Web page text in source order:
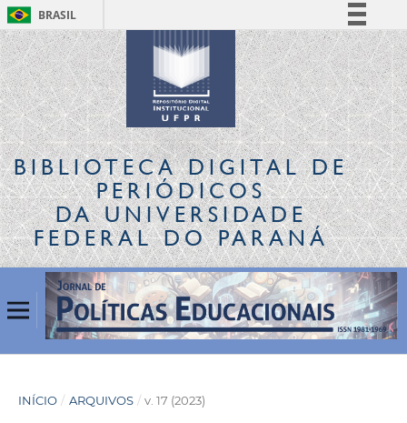
BRASIL
Simplifique!
Comunica BR
Participe
Acesso à informação
Legislação
Canais
BIBLIOTECA DIGITALDE
PERIÓDICOS
DA UNIVERSIDADE
FEDERAL DO PARANÁ
INÍCIO / ARQUIVOS / v. 17 (2023)